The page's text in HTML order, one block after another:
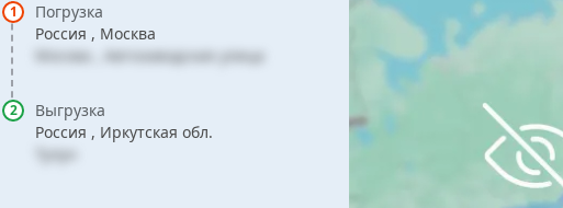
Погрузка
Россия , Москва
Москва , Автозаводская улица
Выгрузка
Россия , Иркутская обл.
Тулун